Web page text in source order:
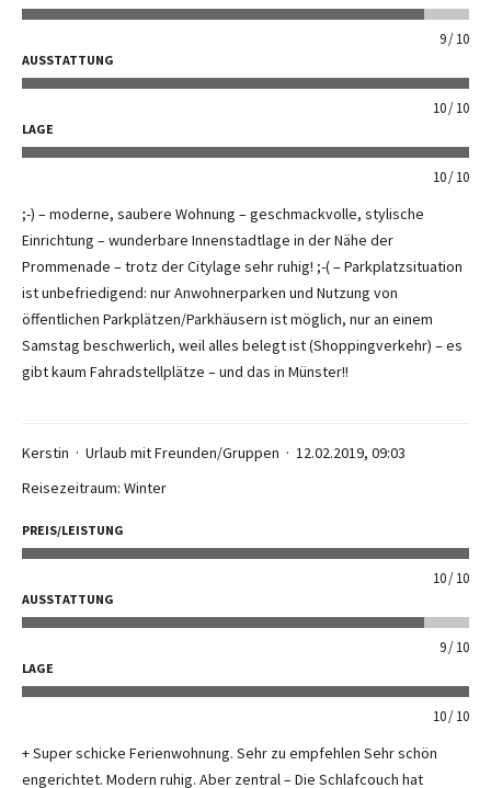
9 10
AUSSTATTUNG
10 10
LAGE
10 10
;-) – moderne, saubere Wohnung – geschmackvolle, stylische
Einrichtung – wunderbare Innenstadtlage in der Nähe der
Prommenade – trotz der Citylage sehr ruhig! ;-( – Parkplatzsituation
ist unbefriedigend: nur Anwohnerparken und Nutzung von
öffentlichen Parkplätzen/Parkhäusern ist möglich, nur an einem
Samstag beschwerlich, weil alles belegt ist (Shoppingverkehr) – es
gibt kaum Fahradstellplätze – und das in Münster!!
Kerstin Urlaub mit Freunden/Gruppen
12.02.2019, 09:03
Reisezeitraum: Winter
PREIS/LEISTUNG
10 10
AUSSTATTUNG
9 10
LAGE
10 10
+ Super schicke Ferienwohnung. Sehr zu empfehlen Sehr schön
engerichtet. Modern ruhig. Aber zentral – Die Schlafcouch hat